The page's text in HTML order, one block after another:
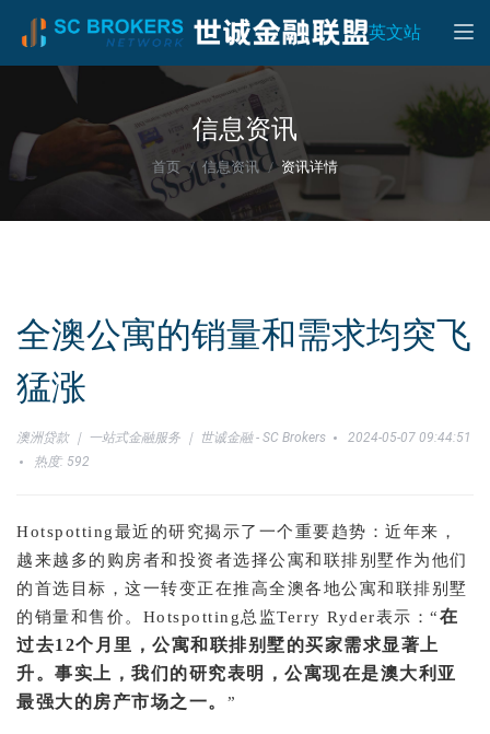
英文站
信息资讯
首页 信息资讯 资讯详情
全澳公寓的销量和需求均突飞
猛涨
澳洲贷款 ｜ 一站式金融服务 ｜ 世诚金融 - SC Brokers
2024-05-07 09:44:51
热度: 592
Hotspotting最近的研究揭示了一个重要趋势：近年来，
越来越多的购房者和投资者选择公寓和联排别墅作为他们
的首选目标，这一转变正在推高全澳各地公寓和联排别墅
的销量和售价。Hotspotting总监Terry Ryder表示：“在
过去12个月里，公寓和联排别墅的买家需求显著上
升。事实上，我们的研究表明，公寓现在是澳大利亚
最强大的房产市场之一。 ”